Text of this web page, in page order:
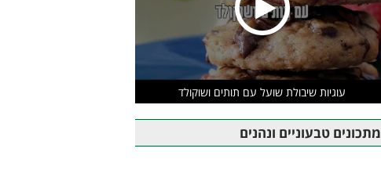
עוגיות שיבולת שועל עם תותים ושוקולד
מתכונים טבעוניים ונהנים